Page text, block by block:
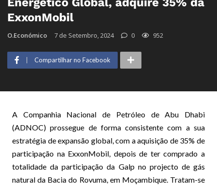
ExxonMobil
O.Económico 7 de Setembro, 2024 0 952
Compartilhar no Facebook
A Companhia Nacional de Petróleo de Abu Dhabi
(ADNOC) prossegue de forma consistente com a sua
estratégia de expansão global, com a aquisição de 35% de
participação na ExxonMobil, depois de ter comprado a
totalidade da participação da Galp no projecto de gás
natural da Bacia do Rovuma, em Moçambique. Tratam-se